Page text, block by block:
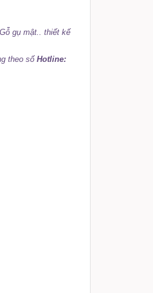
gụ mật.. thiết kế
theo số Hotline: